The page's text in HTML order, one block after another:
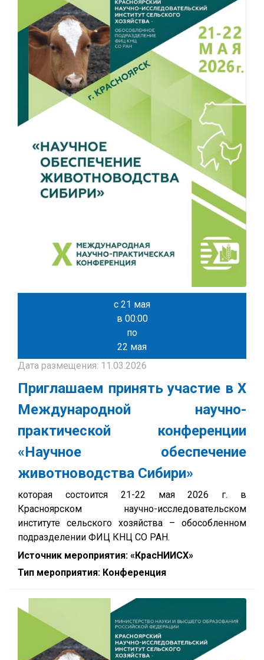
с 21 мая
в 00:00
по
22 мая
Дата размещения: 11.03.2026
Приглашаем принять участие в X
Международной научно-
практической конференции
«Научное обеспечение
животноводства Сибири»
которая состоится 21-22 мая 2026 г. в
Красноярском научно-исследовательском
институте сельского хозяйства – обособленном
подразделении ФИЦ КНЦ СО РАН.
Источник мероприятия: «КрасНИИСХ»
Тип мероприятия: Конференция